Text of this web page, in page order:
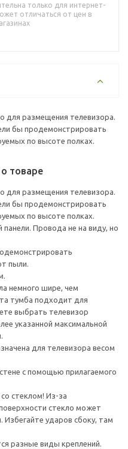
только для интернет-
отличаться от цен в
для размещения телевизора.
бы продемонстрировать
по высоте полках.
товаре
для размещения телевизора.
бы продемонстрировать
по высоте полках.
Провода не на виду, но
пыли.
немного шире, чем
тумба подходит для
выбрать телевизор
указанной максимальной
для телевизора весом
с помощью прилагаемого
стеклом! Из-за
стекло может
Избегайте ударов сбоку, там
разные виды креплений.